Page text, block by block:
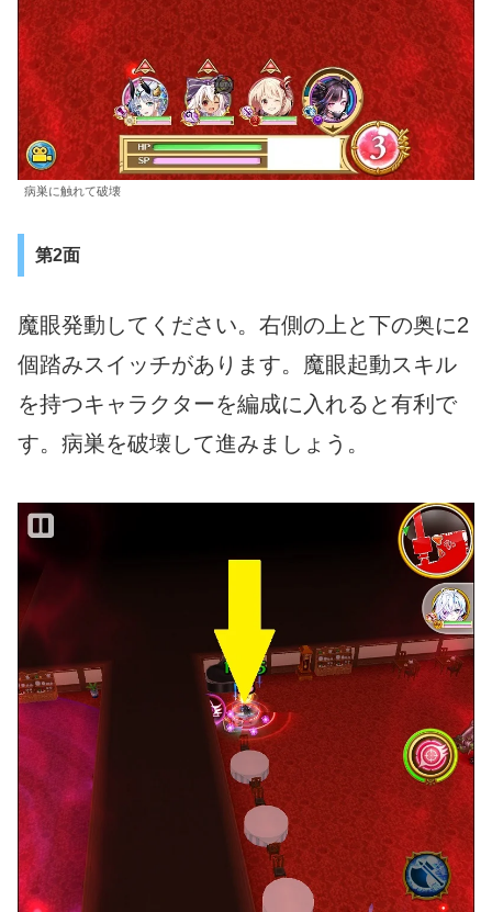
病巣に触れて破壊
第2面
魔眼発動してください。右側の上と下の奥に2
個踏みスイッチがあります。魔眼起動スキル
を持つキャラクターを編成に入れると有利で
す。病巣を破壊して進みましょう。